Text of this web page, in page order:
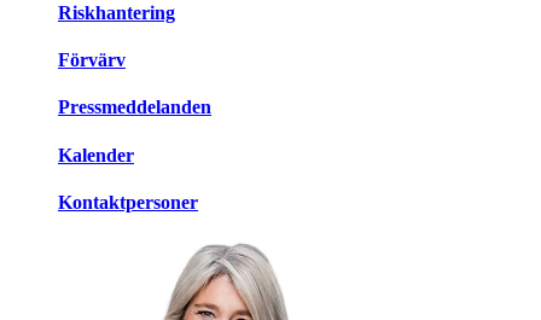
Riskhantering
Förvärv
Pressmeddelanden
Kalender
Kontaktpersoner